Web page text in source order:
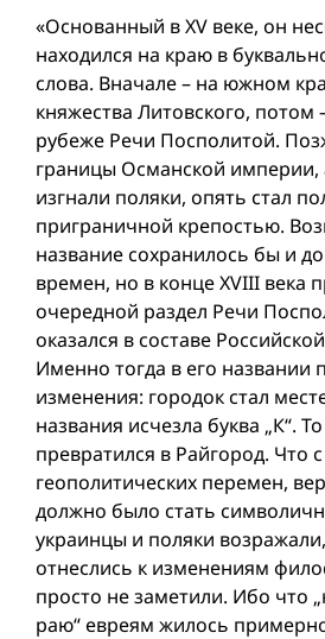
«Основанный в XV веке, он
находился на краю в
слова. Вначале – на южном
княжества Литовского, потом
рубеже Речи Посполитой.
границы Османской империи,
изгнали поляки, опять стал
приграничной крепостью.
название сохранилось бы и
времен, но в конце XVIII века
очередной раздел Речи
оказался в составе
Именно тогда в его названии
изменения: городок стал
названия исчезла буква „К“.
превратился в Райгород. Что
геополитических перемен,
должно было стать
украинцы и поляки
отнеслись к изменениям
просто не заметили. Ибо что
раю“ евреям жилось